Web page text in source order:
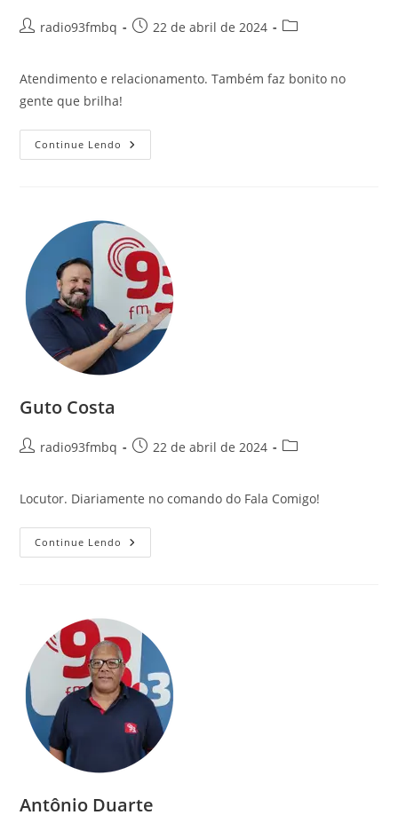
radio93fmbq 22 de abril de 2024
Atendimento e relacionamento. Também faz bonito no
gente que brilha!
Continue Lendo
Guto Costa
radio93fmbq 22 de abril de 2024
Locutor. Diariamente no comando do Fala Comigo!
Continue Lendo
Antônio Duarte